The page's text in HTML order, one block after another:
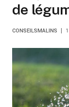
de
CONSEILSMALINS